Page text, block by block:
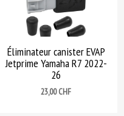
Éliminateur canister EVAP
Jetprime Yamaha R7 2022-
26
Prix
23,00 CHF